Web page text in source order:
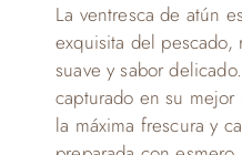
La ventresca de atún
exquisita del pescado,
suave y sabor
capturado en su mejor
la máxima frescura y